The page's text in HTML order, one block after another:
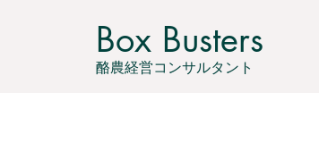
Box Busters
酪農経営コンサルタント